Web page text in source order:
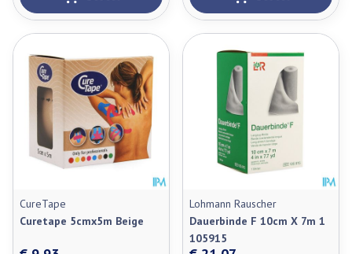
CureTape
Curetape 5cmx5m Beige
Lohmann Rauscher
Dauerbinde F 10cm X 7m 1
105915